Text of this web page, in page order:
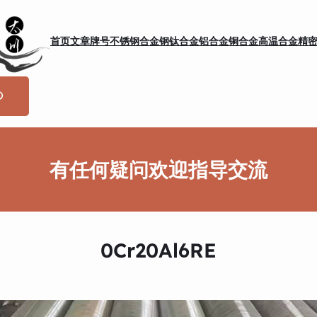
首页文章牌号不锈钢合金钢钛合金铝合金铜合金高温合金精
有任何疑问欢迎指导交流
0Cr20Al6RE